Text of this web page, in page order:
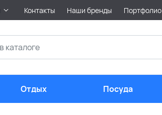
Контакты Наши бренды Портфолио
Отдых Посуда